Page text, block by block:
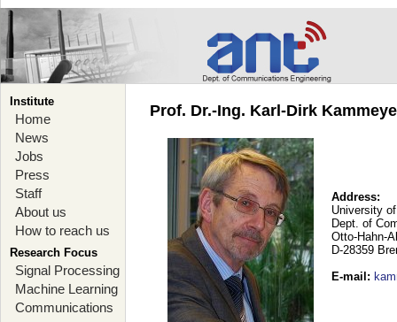
Institute
Home
News
Jobs
Press
Staff
About us
How to reach us
Research Focus
Signal Processing
Machine Learning
Communications
Prof. Dr.-Ing. Karl-Dirk
Address:
University
Dept. of
Otto-Hahn-
D-28359
E-mail :